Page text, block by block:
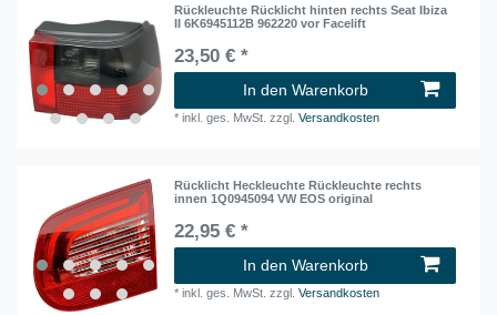
Rückleuchte Rücklicht hinten rechts Seat Ibiza
II 6K6945112B 962220 vor Facelift
23,50 € *
In den Warenkorb
*inkl. ges. MwSt. zzgl.Versandkosten
Rücklicht Heckleuchte Rückleuchte rechts
innen 1Q0945094 VW EOS original
22,95 € *
In den Warenkorb
*inkl. ges. MwSt. zzgl.Versandkosten